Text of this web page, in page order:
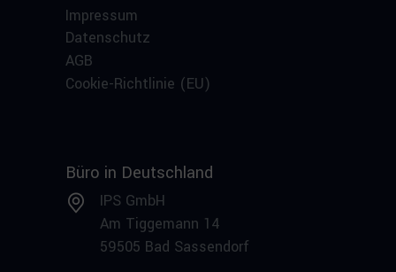
Impressum
Datenschutz
AGB
Cookie-Richtlinie (EU)
Büro in Deutschland
IPS GmbH
Am Tiggemann 14
59505 Bad Sassendorf